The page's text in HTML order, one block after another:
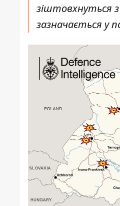
зіштовхнуться
зазначається у